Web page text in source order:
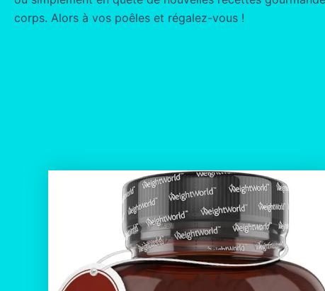
corps. Alors à vos poêles et régalez-vous !